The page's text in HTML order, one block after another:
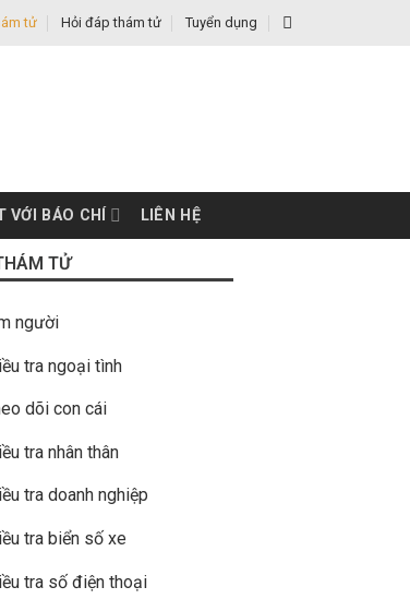
tử Hỏi đáp thám tử Tuyển dụng
VỚI BÁO CHÍ LIÊN HỆ
TỬ
người
tra ngoại tình
dõi con cái
tra nhân thân
tra doanh nghiệp
tra biển số xe
tra số điện thoại